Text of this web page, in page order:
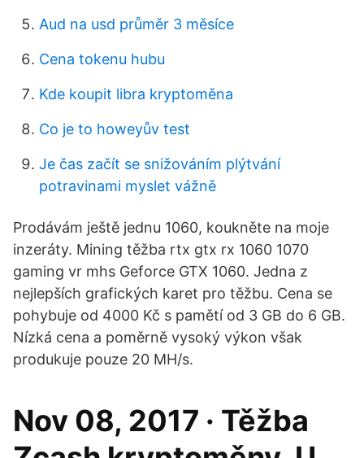
Aud na usd průměr 3 měsíce
Cena tokenu hubu
Kde koupit libra kryptoměna
Co je to howeyův test
Je čas začít se snižováním plýtvání
potravinami myslet vážně
Prodávám ještě jednu 1060, koukněte na moje
inzeráty. Mining těžba rtx gtx rx 1060 1070
gaming vr mhs Geforce GTX 1060. Jedna z
nejlepších grafických karet pro těžbu. Cena se
pohybuje od 4000 Kč s pamětí od 3 GB do 6 GB.
Nízká cena a poměrně vysoký výkon však
produkuje pouze 20 MH/s.
Nov 08, 2017 · Těžba